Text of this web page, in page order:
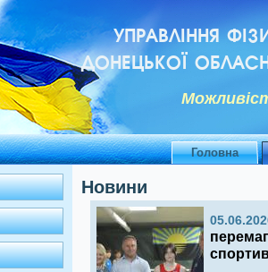
УПРАВЛІННЯ
ДОНЕЦЬКОЇ
Головна
Новини